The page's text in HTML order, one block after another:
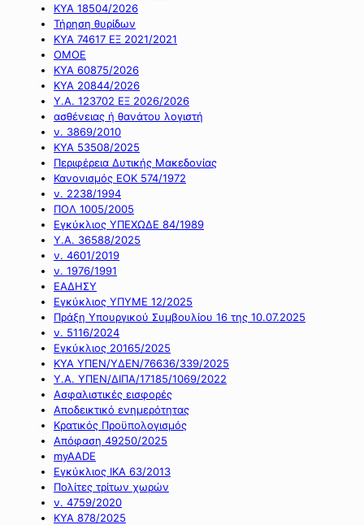
ΚΥΑ 18504/2026
Τήρηση θυρίδων
ΚΥΑ 74617 ΕΞ 2021/2021
ΟΜΟΕ
ΚΥΑ 60875/2026
ΚΥΑ 20844/2026
Υ.Α. 123702 ΕΞ 2026/2026
ασθένειας ή θανάτου λογιστή
ν. 3869/2010
ΚΥΑ 53508/2025
Περιφέρεια Δυτικής Μακεδονίας
Κανονισμός ΕΟΚ 574/1972
ν. 2238/1994
ΠΟΛ 1005/2005
Εγκύκλιος ΥΠΕΧΩΔΕ 84/1989
Υ.Α. 36588/2025
ν. 4601/2019
ν. 1976/1991
ΕΑΔΗΣΥ
Εγκύκλιος ΥΠΥΜΕ 12/2025
Πράξη Υπουργικού Συμβουλίου 16 της 10.07.2025
ν. 5116/2024
Εγκύκλιος 20165/2025
ΚΥΑ ΥΠΕΝ/ΥΔΕΝ/76636/339/2025
Υ.Α. ΥΠΕΝ/ΔΙΠΑ/17185/1069/2022
Ασφαλιστικές εισφορές
Αποδεικτικό ενημερότητας
Κρατικός Προϋπολογισμός
Απόφαση 49250/2025
myAADE
Εγκύκλιος ΙΚΑ 63/2013
Πολίτες τρίτων χωρών
ν. 4759/2020
ΚΥΑ 878/2025